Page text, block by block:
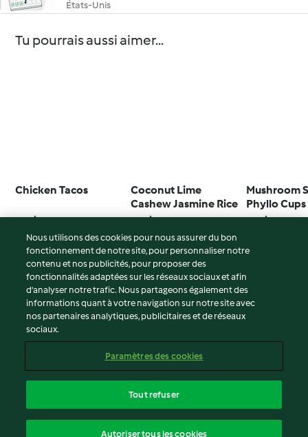
États-Unis
Tu pourrais aussi aimer...
Chicken Tacos
4.5 (61)
Coconut Lime
Cashew Jasmine Rice
4.5 (25)
Mushroom
Phyllo Cups
4.8 (16)
© Copyright 2026
Conditions d'utilisation
Politique de confidentialité
Mentions légales
Contenu du rapport
Nous utilisons des cookies pour nous assurer du bon
fonctionnement de notre site, pour personnaliser notre
contenu et nos publicités, pour proposer des
fonctionnalités adaptées sur les réseaux sociaux et afin
d’analyser notre trafic. Nous partageons également des
informations quant à votre navigation sur notre site avec
nos partenaires analytiques, publicitaires et de réseaux
sociaux.
Paramètres des cookies
Tout refuser
Autoriser tous les cookies